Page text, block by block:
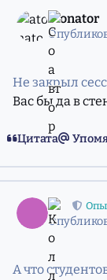
atonator
Не закрыл
Вас бы да в
Цитата
:::
А что